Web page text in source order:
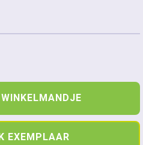
WINKELMANDJE
EXEMPLAAR